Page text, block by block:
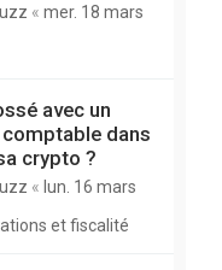
« mer. 18 mars
avec un
dans
crypto ?
« lun. 16 mars
et fiscalité